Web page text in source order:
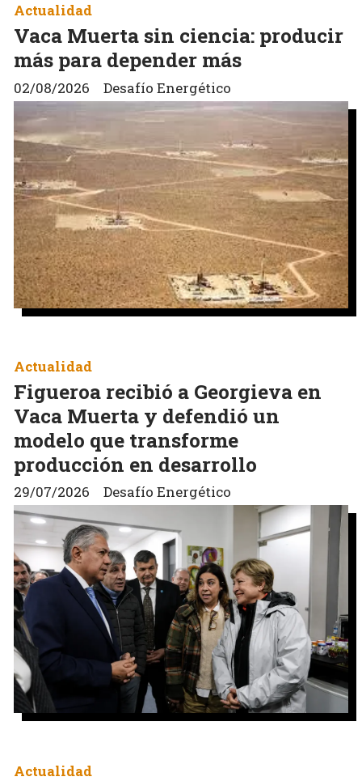
Vaca Muerta sin ciencia: producir
más para depender más
Desafío Energético
Actualidad
02/08/2026
Figueroa recibió a Georgieva en
Vaca Muerta y defendió un
modelo que transforme
producción en desarrollo
Desafío Energético
Actualidad
29/07/2026
Actualidad